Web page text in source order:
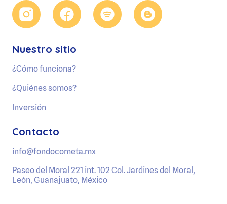
Nuestro sitio
¿Cómo funciona?
¿Quiénes somos?
Inversión
Contacto
info@fondocometa.mx
Paseo del Moral 221 int. 102 Col. Jardines del Moral,
León, Guanajuato, México